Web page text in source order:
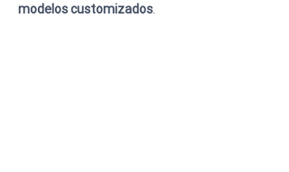
modelos customizados.